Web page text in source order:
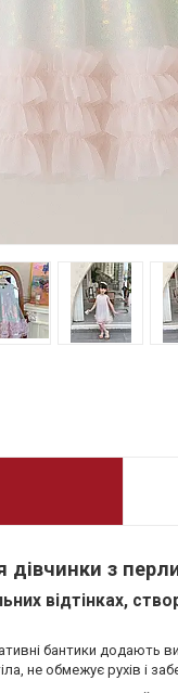
дівчинки з
відтінках,
бантики додають
не обмежує рухів і